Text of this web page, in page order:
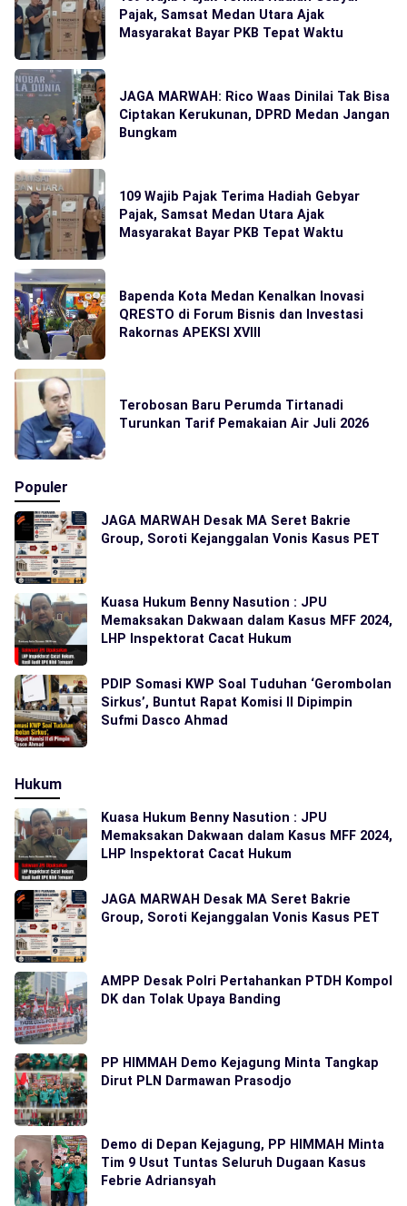
Pajak, Samsat Medan Utara Ajak
Masyarakat Bayar PKB Tepat Waktu
JAGA MARWAH: Rico Waas Dinilai Tak Bisa
Ciptakan Kerukunan, DPRD Medan Jangan
Bungkam
109 Wajib Pajak Terima Hadiah Gebyar
Pajak, Samsat Medan Utara Ajak
Masyarakat Bayar PKB Tepat Waktu
Bapenda Kota Medan Kenalkan Inovasi
QRESTO di Forum Bisnis dan Investasi
Rakornas APEKSI XVIII
Terobosan Baru Perumda Tirtanadi
Turunkan Tarif Pemakaian Air Juli 2026
Populer
JAGA MARWAH Desak MA Seret Bakrie
Group, Soroti Kejanggalan Vonis Kasus PET
Kuasa Hukum Benny Nasution : JPU
Memaksakan Dakwaan dalam Kasus MFF 2024,
LHP Inspektorat Cacat Hukum
PDIP Somasi KWP Soal Tuduhan ‘Gerombolan
Sirkus’, Buntut Rapat Komisi II Dipimpin
Sufmi Dasco Ahmad
Hukum
Kuasa Hukum Benny Nasution : JPU
Memaksakan Dakwaan dalam Kasus MFF 2024,
LHP Inspektorat Cacat Hukum
JAGA MARWAH Desak MA Seret Bakrie
Group, Soroti Kejanggalan Vonis Kasus PET
AMPP Desak Polri Pertahankan PTDH Kompol
DK dan Tolak Upaya Banding
PP HIMMAH Demo Kejagung Minta Tangkap
Dirut PLN Darmawan Prasodjo
Demo di Depan Kejagung, PP HIMMAH Minta
Tim 9 Usut Tuntas Seluruh Dugaan Kasus
Febrie Adriansyah